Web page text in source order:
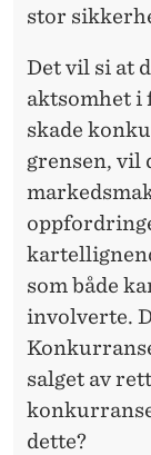
stor
Det vil si at
aktsomhet i
skade
grensen, vil
som både
involverte.
salget av
dette?